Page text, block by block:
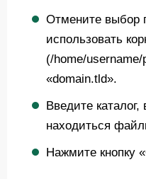
Отмените выбор
использовать
(/home/
«domain.tld».
Введите
находиться
Нажмите кнопку